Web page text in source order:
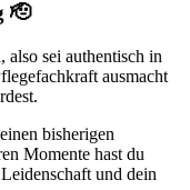
🫡
sei authentisch in
ausmacht
bisherigen
Momente hast du
und dein